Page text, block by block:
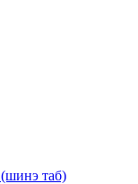
(шинэ таб)